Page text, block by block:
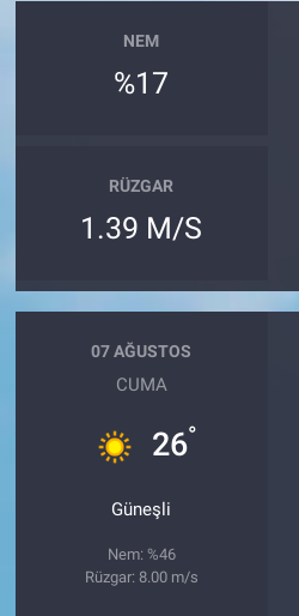
NEM
%17
RÜZGAR
1.39 M/S
07 AĞUSTOS
CUMA
26°
Güneşli
Nem: %46
Rüzgar: 8.00 m/s